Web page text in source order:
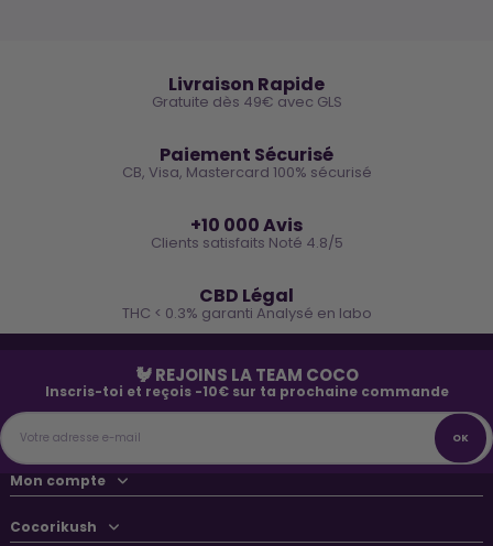
Livraison Rapide
Gratuite dès 49€ avec GLS
Paiement Sécurisé
CB, Visa, Mastercard 100% sécurisé
+10 000 Avis
Clients satisfaits Noté 4.8/5
CBD Légal
THC < 0.3% garanti Analysé en labo
🐓 REJOINS LA TEAM COCO
Inscris-toi et reçois -10€ sur ta prochaine commande
Mon compte
Cocorikush